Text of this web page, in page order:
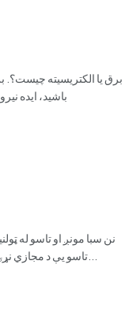
برق یا الکتریسیته چیست؟.
باشید، ایده
نن سبا مونږ او تاسو له